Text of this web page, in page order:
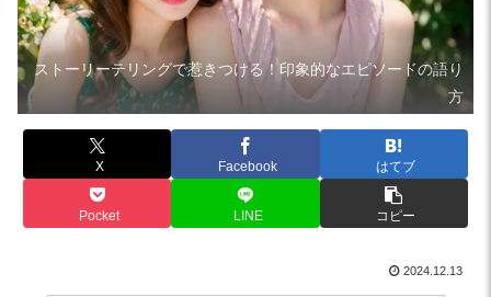
ストーリーテリングで惹きつける！印象的なエピソードの語り
方
X Facebook はてブ
Pocket LINE コピー
2024.12.13